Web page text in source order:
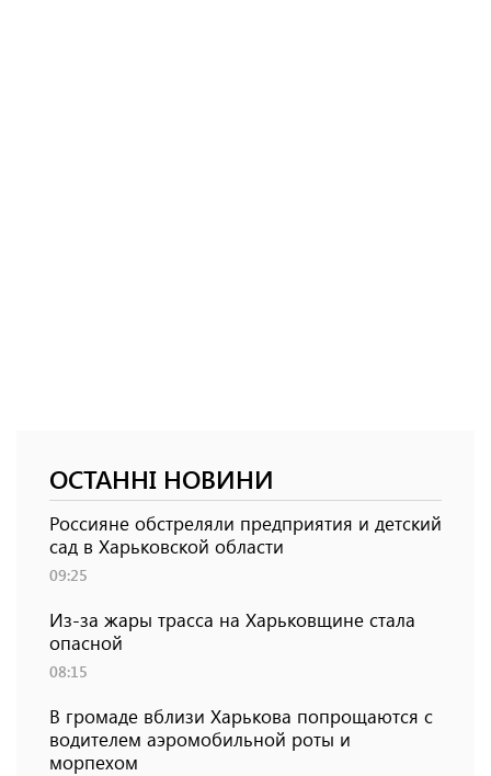
ОСТАННІ НОВИНИ
Россияне обстреляли предприятия и детский
сад в Харьковской области
09:25
Из-за жары трасса на Харьковщине стала
опасной
08:15
В громаде вблизи Харькова попрощаются с
водителем аэромобильной роты и
морпехом